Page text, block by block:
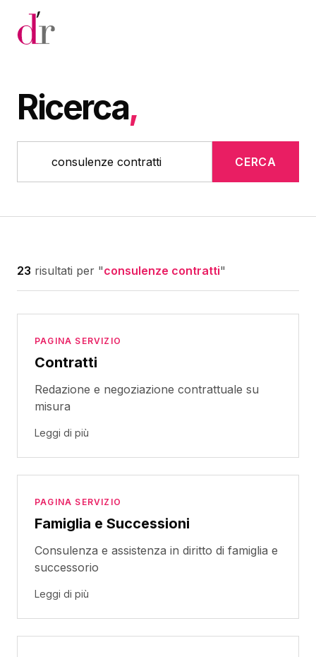
Vai al contenuto principale
Ricerca,
CERCA
23 risultati per "consulenze contratti"
PAGINA SERVIZIO
Contratti
Redazione e negoziazione contrattuale su
misura
Leggi di più
PAGINA SERVIZIO
Famiglia e Successioni
Consulenza e assistenza in diritto di famiglia e
successorio
Leggi di più